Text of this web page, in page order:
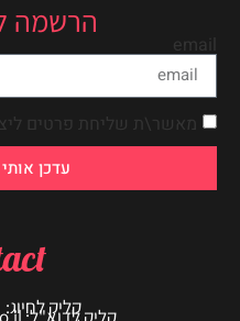
הרשמה
email
מאשר\ת שליחת פרטים
עדכן
קליק לחיוג: 052-8294929